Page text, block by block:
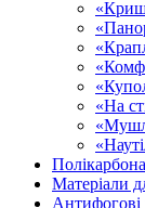
«На
Матеріали
Антифогові